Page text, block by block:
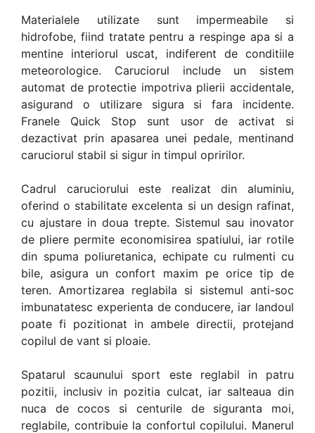
Materialele utilizate sunt impermeabile si
hidrofobe, fiind tratate pentru a respinge apa si a
mentine interiorul uscat, indiferent de conditiile
meteorologice. Caruciorul include un sistem
automat de protectie impotriva plierii accidentale,
asigurand o utilizare sigura si fara incidente.
Franele Quick Stop sunt usor de activat si
dezactivat prin apasarea unei pedale, mentinand
caruciorul stabil si sigur in timpul opririlor.
Cadrul caruciorului este realizat din aluminiu,
oferind o stabilitate excelenta si un design rafinat,
cu ajustare in doua trepte. Sistemul sau inovator
de pliere permite economisirea spatiului, iar rotile
din spuma poliuretanica, echipate cu rulmenti cu
bile, asigura un confort maxim pe orice tip de
teren. Amortizarea reglabila si sistemul anti-soc
imbunatatesc experienta de conducere, iar landoul
poate fi pozitionat in ambele directii, protejand
copilul de vant si ploaie.
Spatarul scaunului sport este reglabil in patru
pozitii, inclusiv in pozitia culcat, iar salteaua din
nuca de cocos si centurile de siguranta moi,
reglabile, contribuie la confortul copilului. Manerul